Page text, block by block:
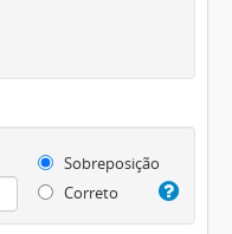
Sobreposição
Correto